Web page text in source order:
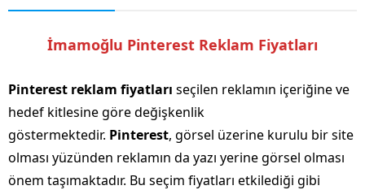
İmamoğlu Pinterest Reklam Fiyatları
Pinterest reklam fiyatları seçilen reklamın içeriğine ve
hedef kitlesine göre değişkenlik
göstermektedir. Pinterest, görsel üzerine kurulu bir site
olması yüzünden reklamın da yazı yerine görsel olması
önem taşımaktadır. Bu seçim fiyatları etkilediği gibi